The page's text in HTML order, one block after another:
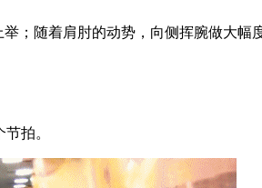
随着肩肘的动势，向侧挥腕做大幅度
拍。